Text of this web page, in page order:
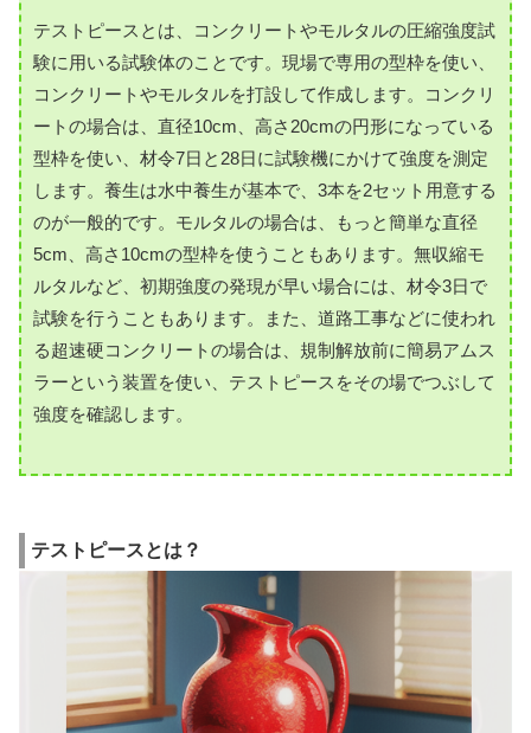
テストピースとは、コンクリートやモルタルの圧縮強度試
験に用いる試験体のことです。現場で専用の型枠を使い、
コンクリートやモルタルを打設して作成します。コンクリ
ートの場合は、直径10cm、高さ20cmの円形になっている
型枠を使い、材令7日と28日に試験機にかけて強度を測定
します。養生は水中養生が基本で、3本を2セット用意する
のが一般的です。モルタルの場合は、もっと簡単な直径
5cm、高さ10cmの型枠を使うこともあります。無収縮モ
ルタルなど、初期強度の発現が早い場合には、材令3日で
試験を行うこともあります。また、道路工事などに使われ
る超速硬コンクリートの場合は、規制解放前に簡易アムス
ラーという装置を使い、テストピースをその場でつぶして
強度を確認します。
テストピースとは？